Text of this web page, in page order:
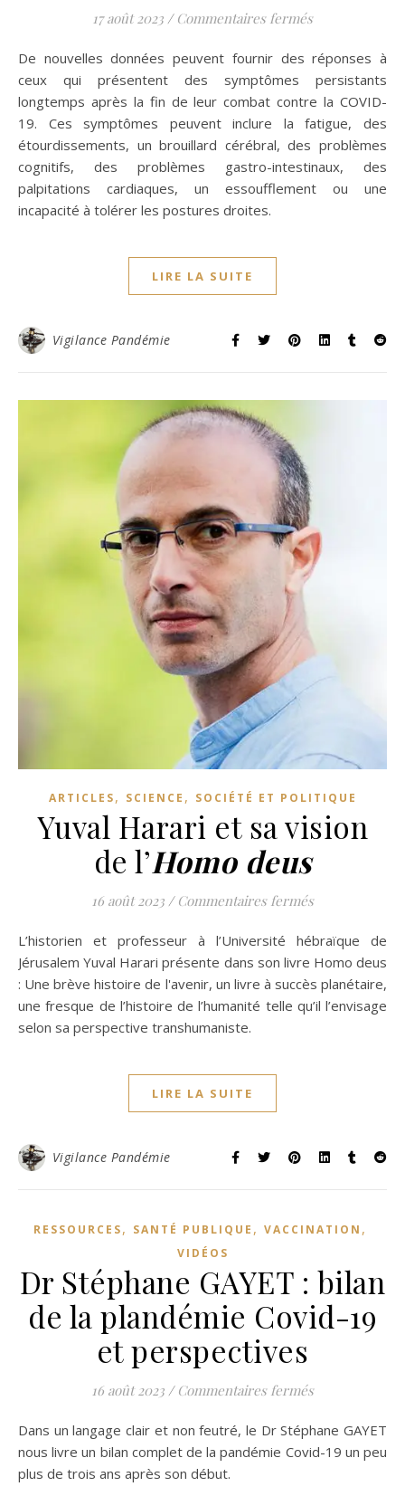
17 août 2023 / Commentaires ferméssur
De nouvelles données peuvent fournir des réponses à
ceux qui présentent des symptômes persistants
longtemps après la fin de leur combat contre la COVID-
19. Ces symptômes peuvent inclure la fatigue, des
étourdissements, un brouillard cérébral, des problèmes
cognitifs, des problèmes gastro-intestinaux, des
palpitations cardiaques, un essoufflement ou une
incapacité à tolérer les postures droites.
LIRE LA SUITE
Vigilance Pandémie
ARTICLES, SCIENCE , SOCIÉTÉ ET POLITIQUE
Yuval Harari et sa vision
de l’Homo deus
16 août 2023 / Commentaires ferméssur Yuval
L’historien et professeur à l’Université hébraïque de
Jérusalem Yuval Harari présente dans son livre Homo deus
: Une brève histoire de l'avenir, un livre à succès planétaire,
une fresque de l’histoire de l’humanité telle qu’il l’envisage
selon sa perspective transhumaniste.
LIRE LA SUITE
Vigilance Pandémie
RESSOURCES, SANTÉ PUBLIQUE , VACCINATION ,
VIDÉOS
Dr Stéphane GAYET : bilan
de la plandémie Covid-19
et perspectives
16 août 2023 / Commentaires ferméssur Dr
Dans un langage clair et non feutré, le Dr Stéphane GAYET
nous livre un bilan complet de la pandémie Covid-19 un peu
plus de trois ans après son début.